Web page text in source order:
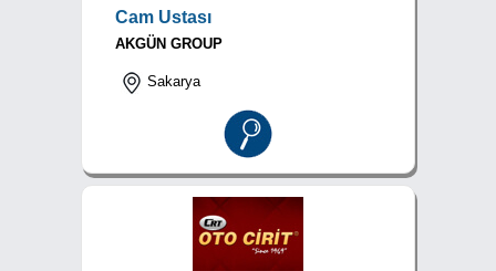
Cam Ustası
AKGÜN GROUP
Sakarya